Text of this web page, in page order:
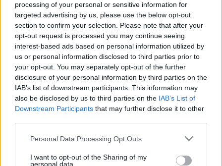
processing of your personal or sensitive information for
targeted advertising by us, please use the below opt-out
section to confirm your selection. Please note that after your
opt-out request is processed you may continue seeing
interest-based ads based on personal information utilized by
us or personal information disclosed to third parties prior to
your opt-out. You may separately opt-out of the further
disclosure of your personal information by third parties on the
IAB’s list of downstream participants. This information may
also be disclosed by us to third parties on the IAB’s List of
Downstream Participants that may further disclose it to other
Please note that this website/app uses one or more Google
not limited to your visit or usage behaviour. You may click to
Personal Data Processing Opt Outs
I want to opt-out of the Sharing of my
personal data.
mediana o una soluzione temporanea in attesa di
ulteriori rinforzi.
Ilaria Mauri
Ilaria Mauri, bolognese, decise di seguire il
giornalismo sportivo dopo una notte al
Dall'Ara durante una partita decisiva: oggi
sul campo e conserva il biglietto di quella